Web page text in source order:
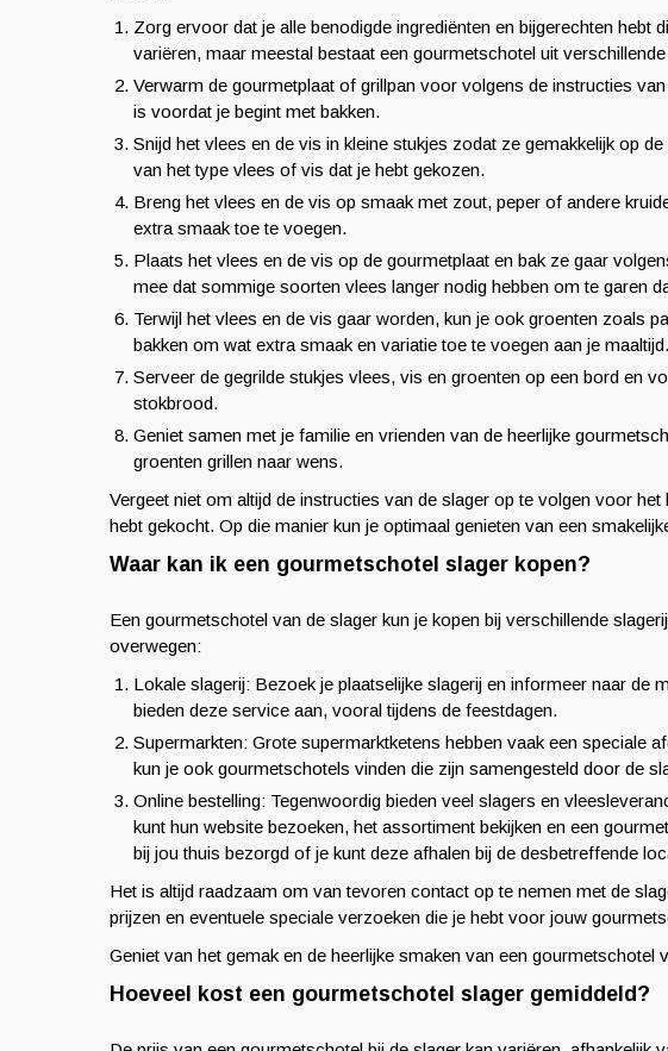
Zorg ervoor dat je alle benodigde ingrediënten en bijgerechten hebt
variëren, maar meestal bestaat een gourmetschotel uit
Verwarm de gourmetplaat of grillpan voor volgens de instructies
is voordat je begint met bakken.
Snijd het vlees en de vis in kleine stukjes zodat ze gemakkelijk op
van het type vlees of vis dat je hebt gekozen.
Breng het vlees en de vis op smaak met zout, peper of andere
extra smaak toe te voegen.
Plaats het vlees en de vis op de gourmetplaat en bak ze gaar
mee dat sommige soorten vlees langer nodig hebben om te garen
Terwijl het vlees en de vis gaar worden, kun je ook groenten zoals
bakken om wat extra smaak en variatie toe te voegen aan je maaltijd.
Serveer de gegrilde stukjes vlees, vis en groenten op een bord en
stokbrood.
Geniet samen met je familie en vrienden van de heerlijke
groenten grillen naar wens.
Vergeet niet om altijd de instructies van de slager op te volgen voor
hebt gekocht. Op die manier kun je optimaal genieten van een
Waar kan ik een gourmetschotel slager kopen?
Een gourmetschotel van de slager kun je kopen bij verschillende
overwegen:
Lokale slagerij: Bezoek je plaatselijke slagerij en informeer naar de
bieden deze service aan, vooral tijdens de feestdagen.
Supermarkten: Grote supermarktketens hebben vaak een speciale
kun je ook gourmetschotels vinden die zijn samengesteld door de
Online bestelling: Tegenwoordig bieden veel slagers en
kunt hun website bezoeken, het assortiment bekijken en een
bij jou thuis bezorgd of je kunt deze afhalen bij de desbetreffende
Het is altijd raadzaam om van tevoren contact op te nemen met de
prijzen en eventuele speciale verzoeken die je hebt voor jouw
Geniet van het gemak en de heerlijke smaken van een gourmetschotel
Hoeveel kost een gourmetschotel slager gemiddeld?